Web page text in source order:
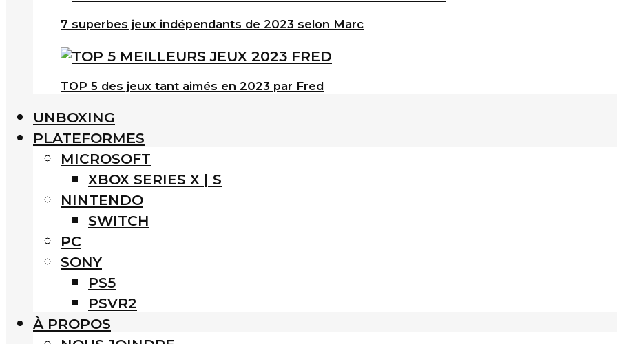
7 superbes jeux indépendants de 2023 selon Marc
TOP 5 des jeux tant aimés en 2023 par Fred
UNBOXING
PLATEFORMES
MICROSOFT
XBOX SERIES X | S
NINTENDO
SWITCH
PC
SONY
PS5
PSVR2
À PROPOS